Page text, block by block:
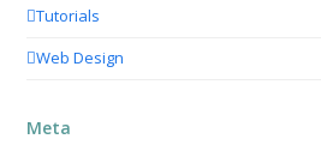
Tutorials
Web Design
Meta